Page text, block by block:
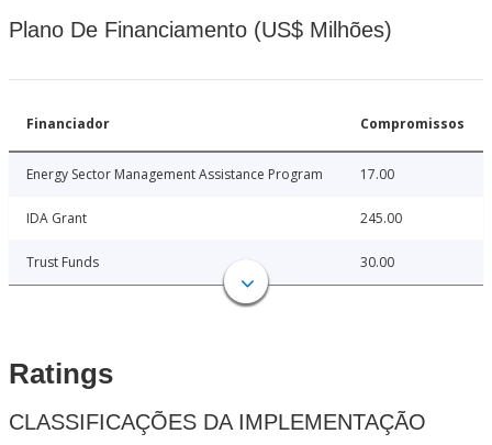
Plano De Financiamento (US$ Milhões)
Financiador Compromissos
Energy Sector Management Assistance Program 17.00
IDA Grant 245.00
Trust Funds 30.00
Ratings
CLASSIFICAÇÕES DA IMPLEMENTAÇÃO